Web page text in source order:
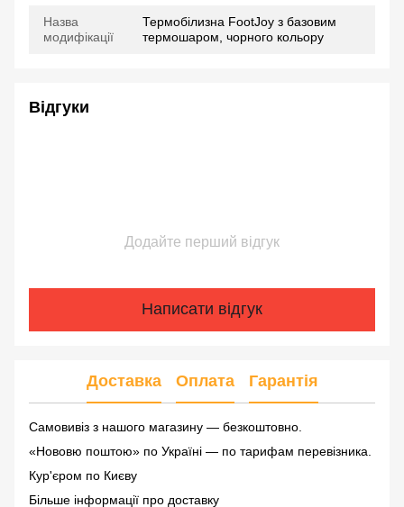
Назва
модифікації
Термобілизна FootJoy з базовим
термошаром, чорного кольору
Відгуки
Додайте перший відгук
Написати відгук
Доставка Оплата Гарантія
Самовивіз з нашого магазину — безкоштовно.
«Нововю поштою» по Україні — по тарифам перевізника.
Кур'єром по Києву
Більше інформації про доставку